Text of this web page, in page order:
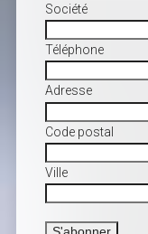
Société
Téléphone
Adresse
Code postal
Ville